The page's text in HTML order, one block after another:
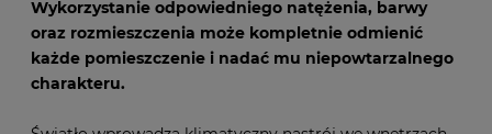
Wykorzystanie odpowiedniego natężenia, barwy
oraz rozmieszczenia może kompletnie odmienić
każde pomieszczenie i nadać mu niepowtarzalnego
charakteru.